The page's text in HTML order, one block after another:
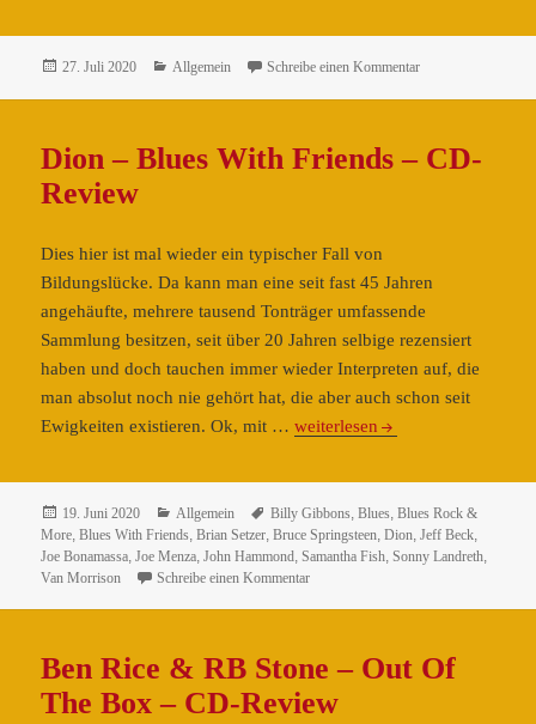
–
The
Of
Ray-/DVD-/CD-
Review
Veröffentlicht
27. Juli 2020 Kategorien
Allgemein Schreibe einen Kommentarzu Street Survivors
Dion – Blues With Friends – CD-
Review
Dies hier ist mal wieder ein typischer Fall von
Bildungslücke. Da kann man eine seit fast 45 Jahren
angehäufte, mehrere tausend Tonträger umfassende
Sammlung besitzen, seit über 20 Jahren selbige rezensiert
haben und doch tauchen immer wieder Interpreten auf, die
man absolut noch nie gehört hat, die aber auch schon seit
Ewigkeiten existieren. Ok, mit …Dion
Blues
With
Friends
–
weiterlesen
Veröffentlicht
am
19. Juni 2020 Kategorien
Allgemein Schlagwörter
Billy Gibbons ,Blues ,Blues Rock &
More ,Blues With Friends ,Brian Setzer ,Bruce Springsteen ,Dion ,Jeff Beck
Joe Bonamassa ,Joe Menza ,John Hammond ,Samantha Fish ,Sonny Landreth
Van Morrison
Schreibe einen Kommentarzu Dion – Blues With Friends – CD-
Ben Rice & RB Stone – Out Of
The Box – CD-Review